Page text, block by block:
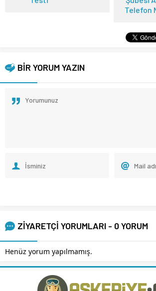
Telefon
BİR YORUM YAZIN
ZİYARETÇİ YORUMLARI - 0 YORUM
Henüz yorum yapılmamış.